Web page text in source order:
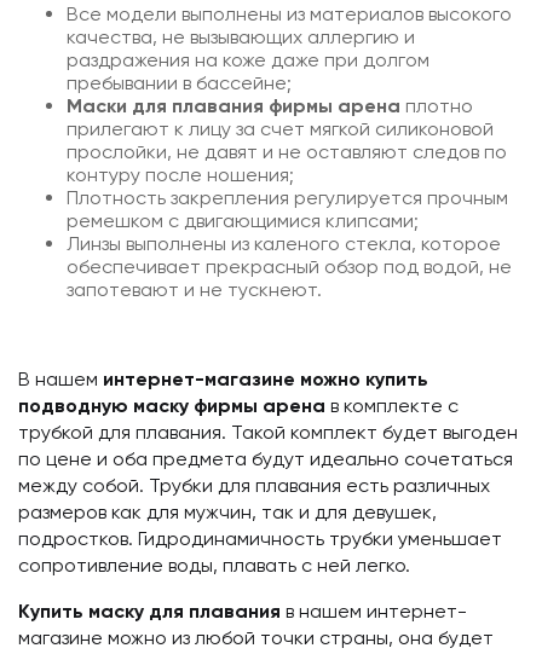
Все модели выполнены из материалов высокого
качества, не вызывающих аллергию и
раздражения на коже даже при долгом
пребывании в бассейне;
Маски для плавания фирмы арена плотно
прилегают к лицу за счет мягкой силиконовой
прослойки, не давят и не оставляют следов по
контуру после ношения;
Плотность закрепления регулируется прочным
ремешком с двигающимися клипсами;
Линзы выполнены из каленого стекла, которое
обеспечивает прекрасный обзор под водой, не
запотевают и не тускнеют.
В нашем интернет-магазине можно купить
подводную маску фирмы арена в комплекте с
трубкой для плавания. Такой комплект будет выгоден
по цене и оба предмета будут идеально сочетаться
между собой. Трубки для плавания есть различных
размеров как для мужчин, так и для девушек,
подростков. Гидродинамичность трубки уменьшает
сопротивление воды, плавать с ней легко.
Купить маску для плавания в нашем интернет-
магазине можно из любой точки страны, она будет